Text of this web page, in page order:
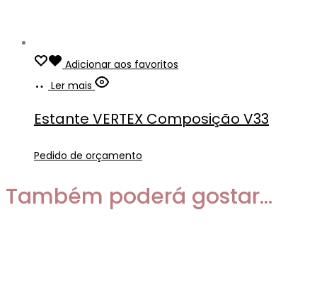
Adicionar aos favoritos
Ler mais
Estante VERTEX Composição V33
Pedido de orçamento
Também poderá gostar...